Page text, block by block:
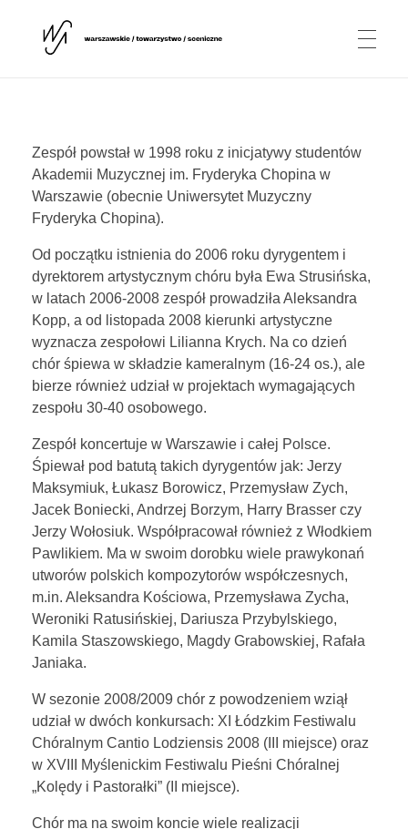
O NAS
Stowarzyszenie
Dyrygentka
Chór
PROJEKTY
Rothko Chapel / Tomba Emmanuelle
Dawid Ajzensztadt
Match Match Ensemble
Dialogi
Little Thunder
Aspern
PARTNERZY
KONTAKT
Zespół powstał w 1998 roku z inicjatywy studentów
Akademii Muzycznej im. Fryderyka Chopina w
Warszawie (obecnie Uniwersytet Muzyczny
Fryderyka Chopina).
Od początku istnienia do 2006 roku dyrygentem i
dyrektorem artystycznym chóru była Ewa Strusińska,
w latach 2006-2008 zespół prowadziła Aleksandra
Kopp, a od listopada 2008 kierunki artystyczne
wyznacza zespołowi Lilianna Krych. Na co dzień
chór śpiewa w składzie kameralnym (16-24 os.), ale
bierze również udział w projektach wymagających
zespołu 30-40 osobowego.
Zespół koncertuje w Warszawie i całej Polsce.
Śpiewał pod batutą takich dyrygentów jak: Jerzy
Maksymiuk, Łukasz Borowicz, Przemysław Zych,
Jacek Boniecki, Andrzej Borzym, Harry Brasser czy
Jerzy Wołosiuk. Współpracował również z Włodkiem
Pawlikiem. Ma w swoim dorobku wiele prawykonań
utworów polskich kompozytorów współczesnych,
m.in. Aleksandra Kościowa, Przemysława Zycha,
Weroniki Ratusińskiej, Dariusza Przybylskiego,
Kamila Staszowskiego, Magdy Grabowskiej, Rafała
Janiaka.
W sezonie 2008/2009 chór z powodzeniem wziął
udział w dwóch konkursach: XI Łódzkim Festiwalu
Chóralnym Cantio Lodziensis 2008 (III miejsce) oraz
w XVIII Myślenickim Festiwalu Pieśni Chóralnej
„Kolędy i Pastorałki” (II miejsce).
Chór ma na swoim koncie wiele realizacji